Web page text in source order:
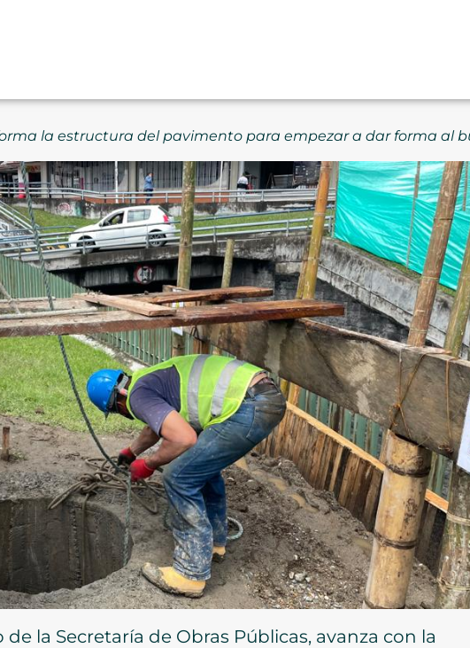
la estructura del pavimento para empezar a dar forma al
la Secretaría de Obras Públicas, avanza con la